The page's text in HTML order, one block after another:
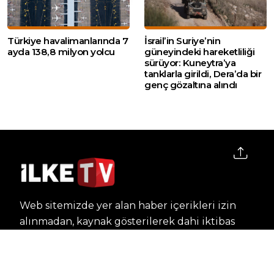
Türkiye havalimanlarında 7
ayda 138,8 milyon yolcu
İsrail’in Suriye’nin
güneyindeki hareketliliği
sürüyor: Kuneytra’ya
tanklarla girildi, Dera’da bir
genç gözaltına alındı
Web sitemizde yer alan haber içerikleri izin
alınmadan, kaynak gösterilerek dahi iktibas